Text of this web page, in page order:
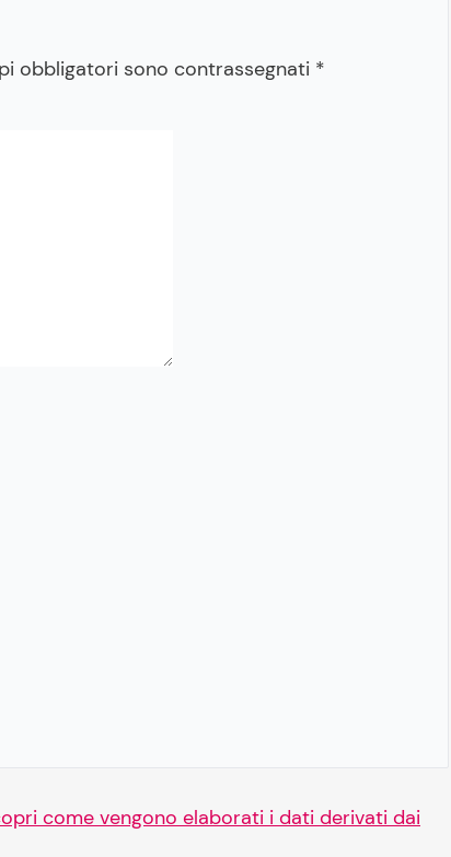
obbligatori sono contrassegnati *
come vengono elaborati i dati derivati dai